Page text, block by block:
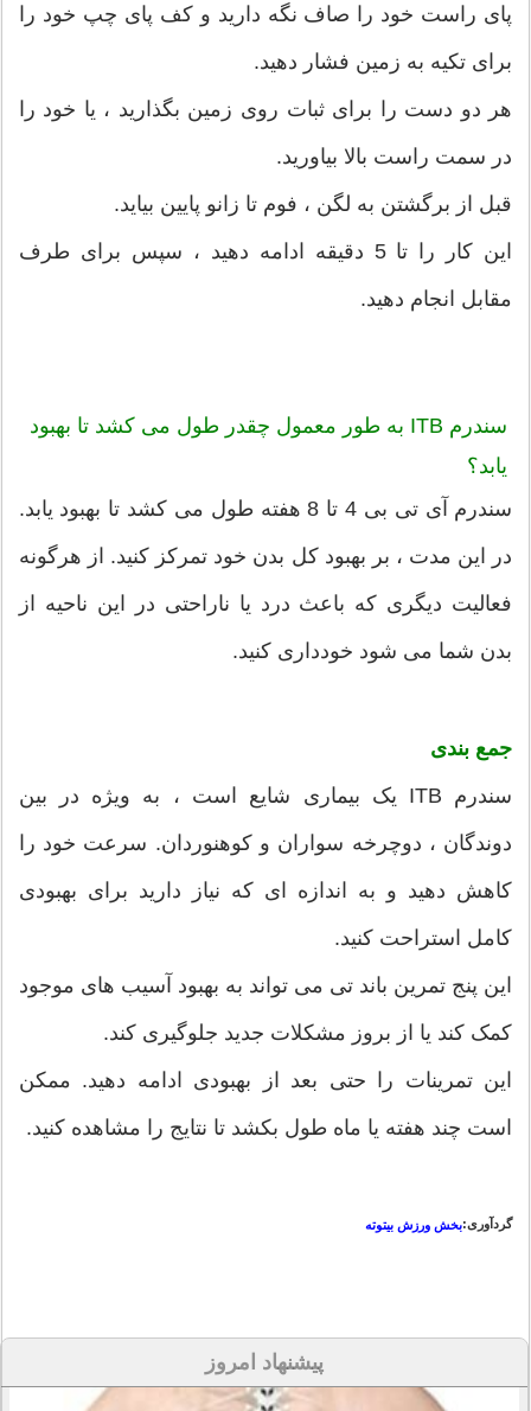
پای راست خود را صاف نگه دارید و کف پای چپ خود را
برای تکیه به زمین فشار دهید.
هر دو دست را برای ثبات روی زمین بگذارید ، یا خود را
در سمت راست بالا بیاورید.
قبل از برگشتن به لگن ، فوم تا زانو پایین بیاید.
این کار را تا 5 دقیقه ادامه دهید ، سپس برای طرف
مقابل انجام دهید.
سندرم ITB به طور معمول چقدر طول می کشد تا بهبود
یابد؟
سندرم آی تی بی 4 تا 8 هفته طول می کشد تا بهبود یابد.
در این مدت ، بر بهبود کل بدن خود تمرکز کنید. از هرگونه
فعالیت دیگری که باعث درد یا ناراحتی در این ناحیه از
بدن شما می شود خودداری کنید.
جمع بندی
سندرم ITB یک بیماری شایع است ، به ویژه در بین
دوندگان ، دوچرخه سواران و کوهنوردان. سرعت خود را
کاهش دهید و به اندازه ای که نیاز دارید برای بهبودی
کامل استراحت کنید.
این پنج تمرین باند تی می تواند به بهبود آسیب های موجود
کمک کند یا از بروز مشکلات جدید جلوگیری کند.
این تمرینات را حتی بعد از بهبودی ادامه دهید. ممکن
است چند هفته یا ماه طول بکشد تا نتایج را مشاهده کنید.
گردآوری:بخش ورزش بیتوته
پیشنهاد امروز